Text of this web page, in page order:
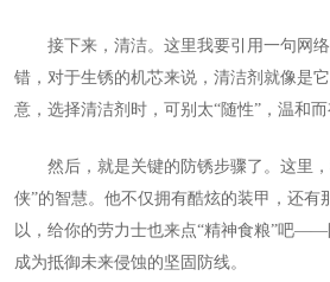
接下来，清洁。这里我要引用一句网络
错，对于生锈的机芯来说，清洁剂就像是
意，选择清洁剂时，可别太“随性”，温和而
然后，就是关键的防锈步骤了。这里，
侠”的智慧。他不仅拥有酷炫的装甲，还有
以，给你的劳力士也来点“精神食粮”吧
成为抵御未来侵蚀的坚固防线。